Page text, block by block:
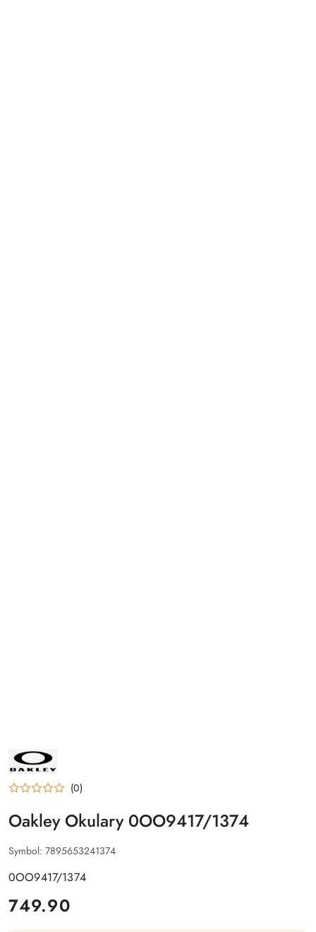
NAZWA
PRODUCENTA:
OAKLEY
(0)
Oakley Okulary 0OO9417/1374
Symbol: 7895653241374
0OO9417/1374
cena:
749.90